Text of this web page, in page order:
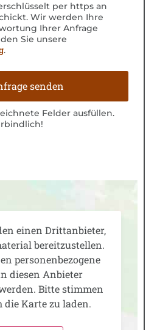
per https an
Wir werden Ihre
Ihrer Anfrage
Sie unsere
.
senden
Felder ausfüllen.
einen Drittanbieter,
bereitzustellen.
personenbezogene
diesen Anbieter
Bitte stimmen
die Karte zu laden.